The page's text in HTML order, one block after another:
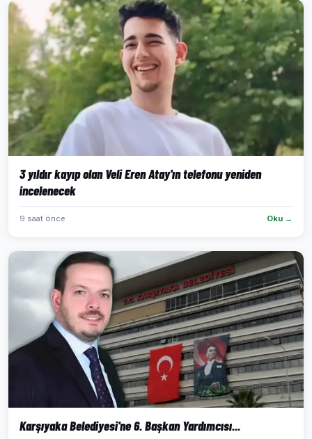
3 yıldır kayıp olan Veli Eren Atay'ın telefonu yeniden
incelenecek
9 saat önce Oku →
Karşıyaka Belediyesi'ne 6. Başkan Yardımcısı...